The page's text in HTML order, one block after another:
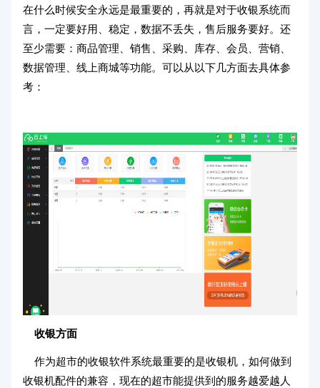
在什么时候安全永远是最重要的，再就是对于收银系统而
言，一定要好用、稳定，数据不丢失，售后服务要好。还
至少需要：商品管理、销售、采购、库存、会员、营销、
数据管理、线上商城等功能。可以从以下几方面去具体参
考：
收银方面
作为超市的收银软件系统最重要的是收银机，如何做到
收银机配件的兼容，现在的超市能提供到的服务越爱越人